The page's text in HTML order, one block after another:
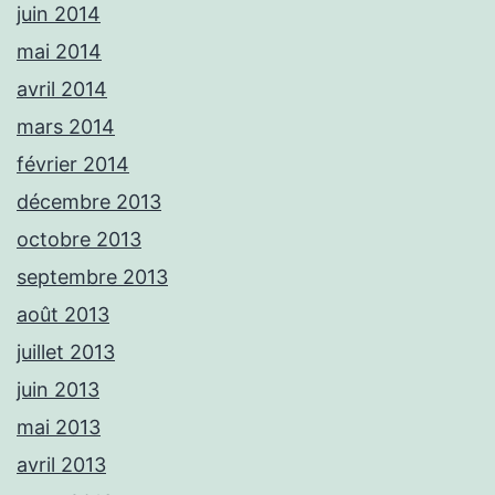
juin 2014
mai 2014
avril 2014
mars 2014
février 2014
décembre 2013
octobre 2013
septembre 2013
août 2013
juillet 2013
juin 2013
mai 2013
avril 2013